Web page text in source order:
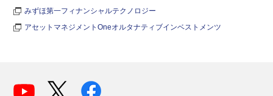
みずほ第一フィナンシャルテクノロジー
アセットマネジメントOneオルタナティブインベストメンツ